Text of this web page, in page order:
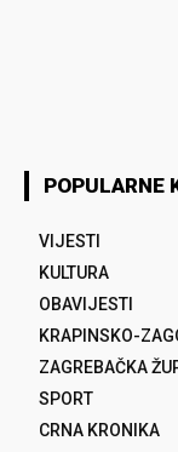
POPULARNE
VIJESTI
KULTURA
OBAVIJESTI
KRAPINSKO-
ZAGREBAČKA
SPORT
CRNA KRONIKA